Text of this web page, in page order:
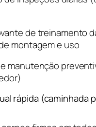
de treinamento
montagem e uso
manutenção
rápida (caminhada